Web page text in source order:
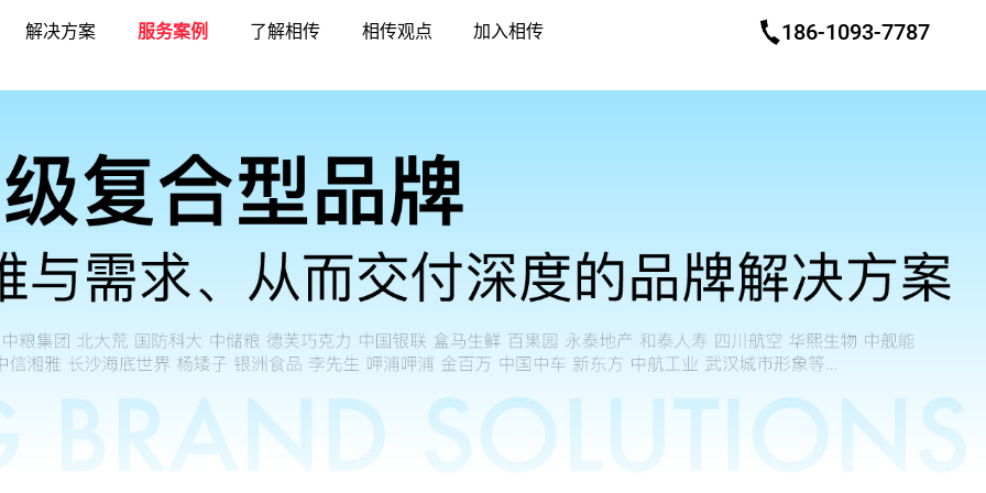
解决方案 服务案例 了解相传 相传观点 加入相传 186-1093-7787